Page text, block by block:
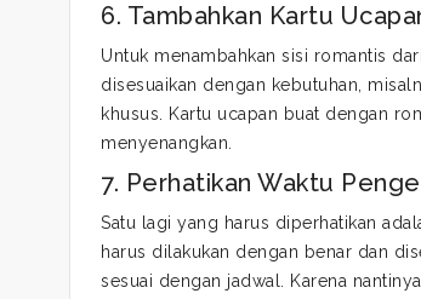
6. Tambahkan Kartu
Untuk menambahkan sisi romantis
disesuaikan dengan kebutuhan,
khusus. Kartu ucapan buat dengan
menyenangkan.
7. Perhatikan Waktu
Satu lagi yang harus diperhatikan
harus dilakukan dengan benar dan
sesuai dengan jadwal. Karena